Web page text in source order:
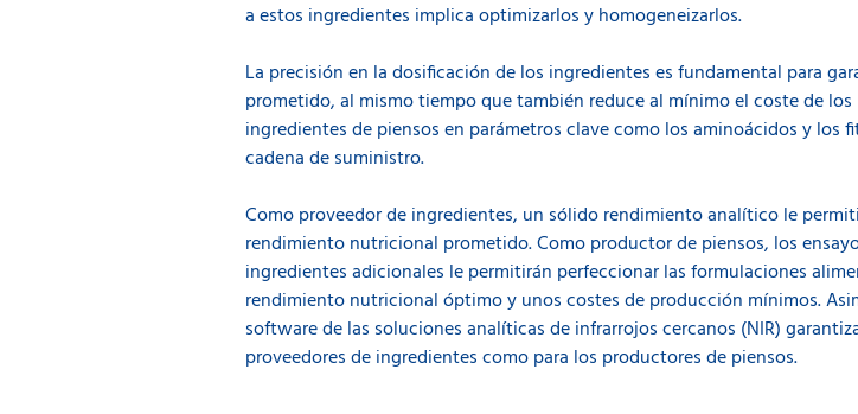
a estos ingredientes implica optimizarlos y homogeneizarlos.
La precisión en la dosificación de los ingredientes es fundamental para
prometido, al mismo tiempo que también reduce al mínimo el coste de
ingredientes de piensos en parámetros clave como los aminoácidos y
cadena de suministro.
Como proveedor de ingredientes, un sólido rendimiento analítico le
rendimiento nutricional prometido. Como productor de piensos, los
ingredientes adicionales le permitirán perfeccionar las formulaciones
rendimiento nutricional óptimo y unos costes de producción mínimos.
software de las soluciones analíticas de infrarrojos cercanos (NIR)
proveedores de ingredientes como para los productores de piensos.